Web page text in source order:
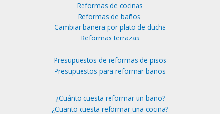
Reformas de cocinas
Reformas de baños
Cambiar bañera por plato de ducha
Reformas terrazas
Presupuestos de reformas de pisos
Presupuestos para reformar baños
¿Cuánto cuesta reformar un baño?
¿Cuanto cuesta reformar una cocina?